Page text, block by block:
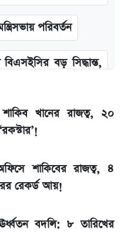
পরিবর্তন
বড় সিদ্ধান্ত,
লেনদেনের
নতুন দাম
নতুন এসএমএস
খানের রাজত্ব, ২০
শাকিবের রাজত্ব, ৪
রেকর্ড আয়!
বদলি: ৮ তারিখের